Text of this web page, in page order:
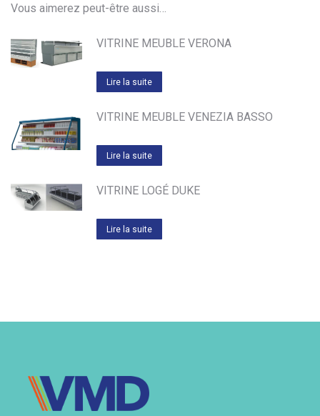
Vous aimerez peut-être aussi…
VITRINE MEUBLE VERONA
Lire la suite
VITRINE MEUBLE VENEZIA BASSO
Lire la suite
VITRINE LOGÉ DUKE
Lire la suite